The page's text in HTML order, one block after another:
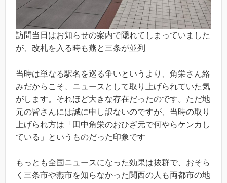
訪問当日はお知らせの案内で隠れてしまっていました
が、改札を入る時も燕と三条が並列
当時は単なる駅名を巡る争いというより、角栄さん絡
みだからこそ、ニュースとして取り上げられていた気
がします。それほど大きな存在だったのです。ただ地
元の皆さんには誠に申し訳ないのですが、当時の取り
上げられ方は「田中角栄のおひざ元で何やらケンカし
ている」というものだった印象です
もっとも全国ニュースになった効果は抜群で、おそら
く三条市や燕市を知らなかった関西の人も両都市の地